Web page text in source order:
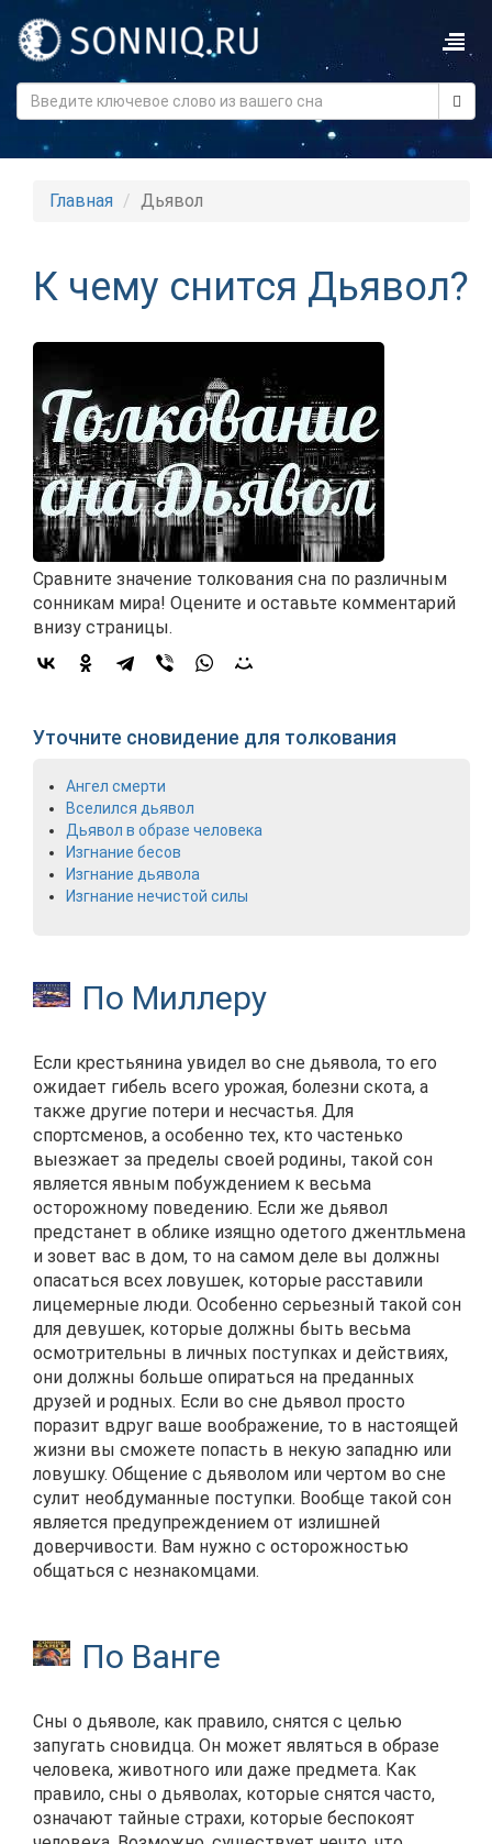
Главная Дьявол
К чему снится Дьявол?
Сравните значение толкования сна по различным
сонникам мира! Оцените и оставьте комментарий
внизу страницы.
Уточните сновидение для толкования
Ангел смерти
Вселился дьявол
Дьявол в образе человека
Изгнание бесов
Изгнание дьявола
Изгнание нечистой силы
По Миллеру
Если крестьянина увидел во сне дьявола, то его
ожидает гибель всего урожая, болезни скота, а
также другие потери и несчастья. Для
спортсменов, а особенно тех, кто частенько
выезжает за пределы своей родины, такой сон
является явным побуждением к весьма
осторожному поведению. Если же дьявол
предстанет в облике изящно одетого джентльмена
и зовет вас в дом, то на самом деле вы должны
опасаться всех ловушек, которые расставили
лицемерные люди. Особенно серьезный такой сон
для девушек, которые должны быть весьма
осмотрительны в личных поступках и действиях,
они должны больше опираться на преданных
друзей и родных. Если во сне дьявол просто
поразит вдруг ваше воображение, то в настоящей
жизни вы сможете попасть в некую западню или
ловушку. Общение с дьяволом или чертом во сне
сулит необдуманные поступки. Вообще такой сон
является предупреждением от излишней
доверчивости. Вам нужно с осторожностью
общаться с незнакомцами.
По Ванге
Сны о дьяволе, как правило, снятся с целью
запугать сновидца. Он может являться в образе
человека, животного или даже предмета. Как
правило, сны о дьяволах, которые снятся часто,
означают тайные страхи, которые беспокоят